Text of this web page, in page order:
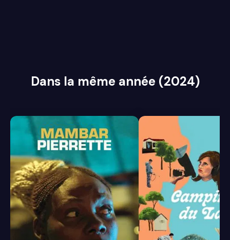
Dans la même année (2024)